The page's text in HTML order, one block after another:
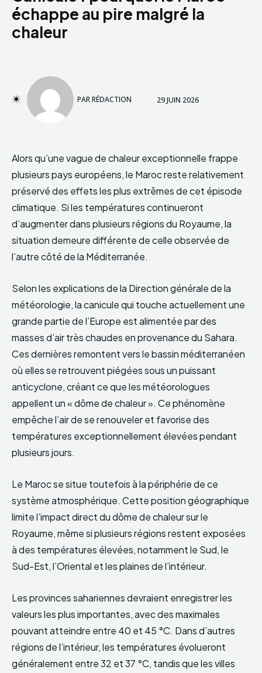
échappe au pire malgré la
chaleur
PARRÉDACTION 29 JUIN 2026
Alors qu’une vague de chaleur exceptionnelle frappe
plusieurs pays européens, le Maroc reste relativement
préservé des effets les plus extrêmes de cet épisode
climatique. Si les températures continueront
d’augmenter dans plusieurs régions du Royaume, la
situation demeure différente de celle observée de
l’autre côté de la Méditerranée.
Selon les explications de la Direction générale de la
météorologie, la canicule qui touche actuellement une
grande partie de l’Europe est alimentée par des
masses d’air très chaudes en provenance du Sahara.
Ces dernières remontent vers le bassin méditerranéen
où elles se retrouvent piégées sous un puissant
anticyclone, créant ce que les météorologues
appellent un « dôme de chaleur ». Ce phénomène
empêche l’air de se renouveler et favorise des
températures exceptionnellement élevées pendant
plusieurs jours.
Le Maroc se situe toutefois à la périphérie de ce
système atmosphérique. Cette position géographique
limite l’impact direct du dôme de chaleur sur le
Royaume, même si plusieurs régions restent exposées
à des températures élevées, notamment le Sud, le
Sud-Est, l’Oriental et les plaines de l’intérieur.
Les provinces sahariennes devraient enregistrer les
valeurs les plus importantes, avec des maximales
pouvant atteindre entre 40 et 45 °C. Dans d’autres
régions de l’intérieur, les températures évolueront
généralement entre 32 et 37 °C, tandis que les villes